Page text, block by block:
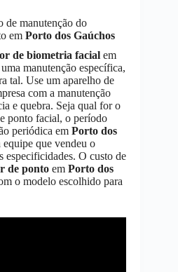
de manutenção do
em Porto dos Gaúchos
de biometria facial em
manutenção específica,
tal. Use um aparelho de
com a manutenção
e quebra. Seja qual for o
ponto facial, o período
periódica em Porto dos
equipe que vendeu o
especificidades. O custo de
de ponto em Porto dos
o modelo escolhido para